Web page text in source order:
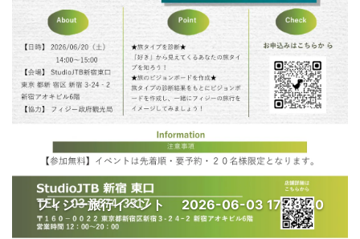
フィジー旅行イベント 2026-06-03 17:48:40